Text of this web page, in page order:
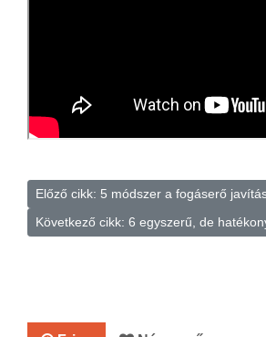
Előző cikk: 5 módszer a fogáserő
Következő cikk: 6 egyszerű, de